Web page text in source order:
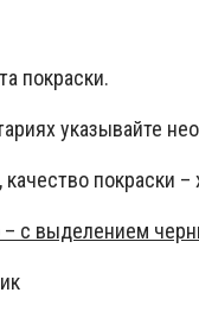
покраски.
указывайте
качество покраски
– с выделением